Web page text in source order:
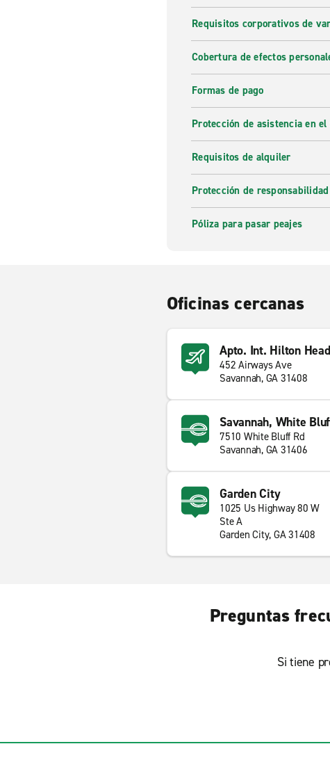
Requisitos corporativos de
Cobertura de efectos
Formas de pago
Protección de asistencia en el
Requisitos de alquiler
Protección de
Póliza para pasar peajes
Oficinas cercanas
Apto. Int. Hilton
452 Airways Ave
Savannah, GA 31408
Savannah, White
7510 White Bluff Rd
Savannah, GA 31406
Garden City
1025 Us Highway 80 W
Ste A
Garden City, GA 31408
Preguntas
Si tiene